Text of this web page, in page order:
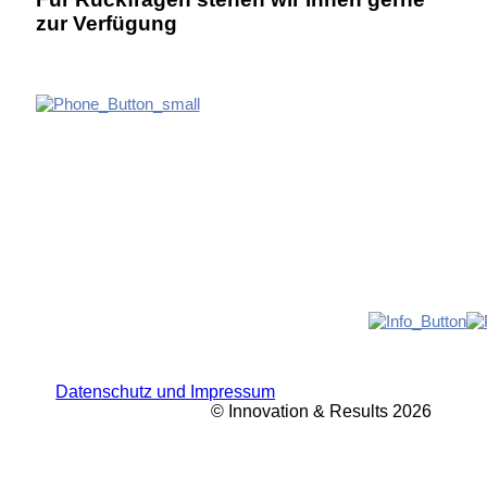
zur Verfügung
Datenschutz und Impressum
© Innovation & Results 2026